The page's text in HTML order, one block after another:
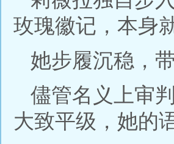
玫瑰徽记，本身
她步履沉稳，
儘管名义上审
大致平级，她的